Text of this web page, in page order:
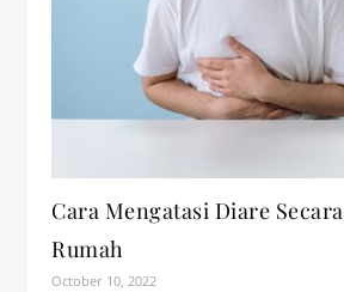
Cara Mengatasi Diare
Rumah
October 10, 2022